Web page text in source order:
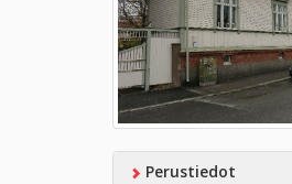
Perustiedot